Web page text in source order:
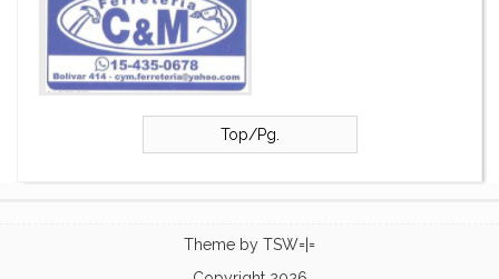
Top/Pg.
Theme by TSW=|=